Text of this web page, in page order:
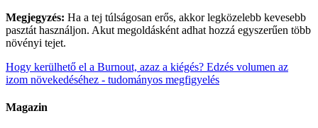
Megjegyzés: Ha a tej túlságosan erős, akkor legközelebb kevesebb
pasztát használjon. Akut megoldásként adhat hozzá egyszerűen több
növényi tejet.
Hogy kerülhető el a Burnout, azaz a kiégés? Edzés volumen az
izom növekedéséhez - tudományos megfigyelés
Magazin